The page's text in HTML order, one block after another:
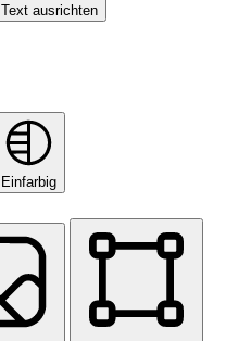
Text ausrichten
Einfarbig